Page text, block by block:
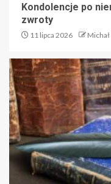
Kondolencje po
zwroty
11 lipca 2026